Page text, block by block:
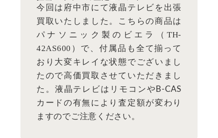
今回は府中市にて液晶テレビを出張
買取いたしました。こちらの商品は
パナソニック製のビエラ（ TH-
42AS600 ）で、付属品も全て揃って
おり大変キレイな状態でございまし
たので高価買取させていただきまし
た。液晶テレビはリモコンやB-CAS
カードの有無により査定額が変わり
ますのでご注意ください。